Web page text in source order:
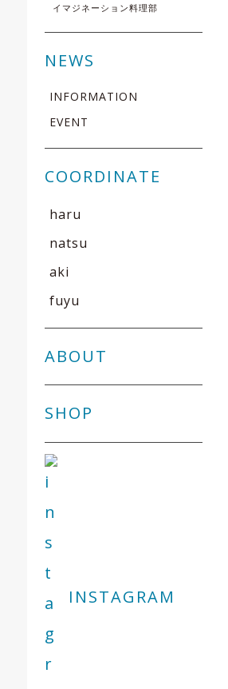
イマジネーション料理部
NEWS
INFORMATION
EVENT
COORDINATE
haru
natsu
aki
fuyu
ABOUT
SHOP
INSTAGRAM